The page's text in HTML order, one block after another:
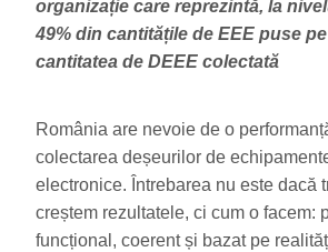
organizație care reprezintă, la
49% din cantitățile de EEE puse
cantitatea de DEEE colectată
România are nevoie de o
colectarea deșeurilor de
electronice. Întrebarea nu este dacă
creștem rezultatele, ci cum o facem:
funcțional, coerent și bazat pe